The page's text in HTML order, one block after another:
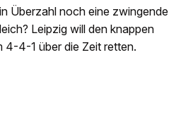
Überzahl noch eine zwingende
Leipzig will den knappen
4-4-1 über die Zeit retten.